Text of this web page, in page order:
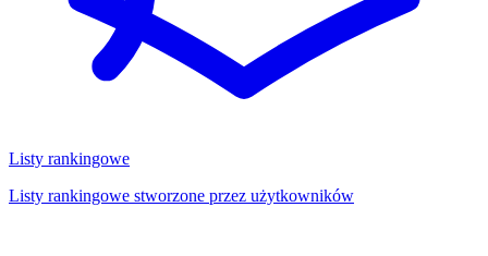
Listy rankingowe
Listy rankingowe stworzone przez użytkowników